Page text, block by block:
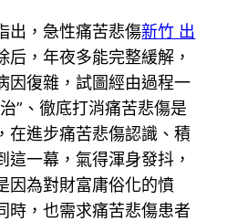
出，急性痛苦悲傷新竹 出
后，年夜多能完整緩解，
因復雜，試圖經由過程一
”、徹底打消痛苦悲傷是
在進步痛苦悲傷認識、積
這一幕，氣得渾身發抖，
因為對財富庸俗化的憤
時，也需求痛苦悲傷患者